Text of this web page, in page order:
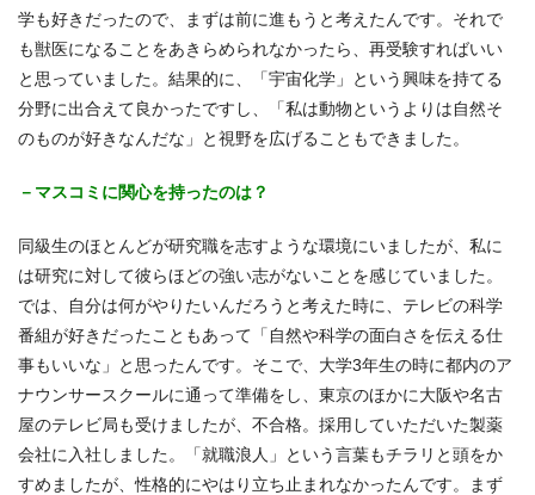
学も好きだったので、まずは前に進もうと考えたんです。それで
も獣医になることをあきらめられなかったら、再受験すればいい
と思っていました。結果的に、「宇宙化学」という興味を持てる
分野に出合えて良かったですし、「私は動物というよりは自然そ
のものが好きなんだな」と視野を広げることもできました。
－マスコミに関心を持ったのは？
同級生のほとんどが研究職を志すような環境にいましたが、私に
は研究に対して彼らほどの強い志がないことを感じていました。
では、自分は何がやりたいんだろうと考えた時に、テレビの科学
番組が好きだったこともあって「自然や科学の面白さを伝える仕
事もいいな」と思ったんです。そこで、大学3年生の時に都内のア
ナウンサースクールに通って準備をし、東京のほかに大阪や名古
屋のテレビ局も受けましたが、不合格。採用していただいた製薬
会社に入社しました。「就職浪人」という言葉もチラリと頭をか
すめましたが、性格的にやはり立ち止まれなかったんです。まず